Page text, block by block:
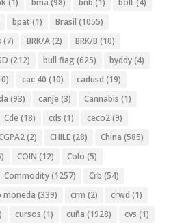
(1) bma (98) bnb (1) bolt (4)
bpat (1) Brasil (1055)
(7) BRK/A(2) BRK/B (10)
(212) bull flag (625) byddy(4)
cac 40 (10) cadusd (19)
(93) canje (3) Cannabis (1)
Cde (18) cds (1) ceco2(9)
(2) CHILE(28) China (585)
COIN (12) Colo (5)
Commodity(1257) Crb (54)
moneda (339) crm (2) crwd (1)
cursos (1) cuña (1928) cvs (1)